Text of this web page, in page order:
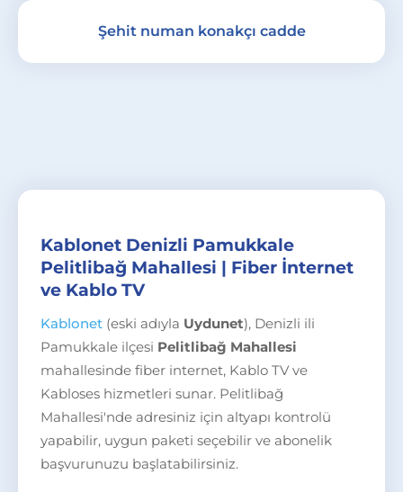
Şehit numan konakçı cadde
Kablonet Denizli Pamukkale
Pelitlibağ Mahallesi | Fiber İnternet
ve Kablo TV
Kablonet (eski adıyla Uydunet), Denizli ili
Pamukkale ilçesi Pelitlibağ Mahallesi
mahallesinde fiber internet, Kablo TV ve
Kabloses hizmetleri sunar. Pelitlibağ
Mahallesi'nde adresiniz için altyapı kontrolü
yapabilir, uygun paketi seçebilir ve abonelik
başvurunuzu başlatabilirsiniz.